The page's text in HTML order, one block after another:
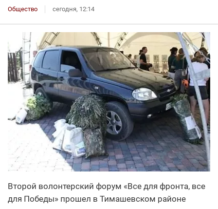
Общество сегодня, 12:14
Второй волонтерский форум «Все для фронта, все
для Победы» прошел в Тимашевском районе